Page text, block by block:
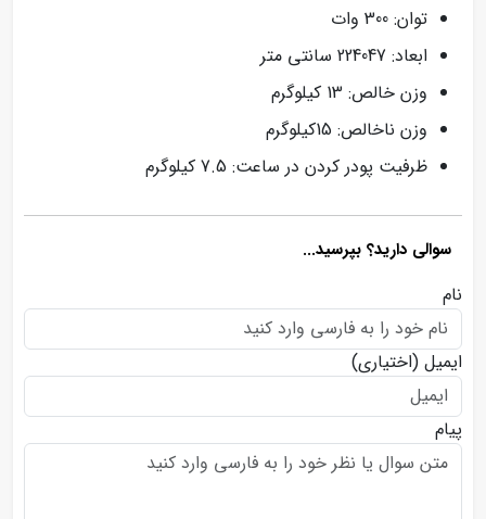
توان: 300 وات
ابعاد: 224047 سانتی متر
وزن خالص: 13 کیلوگرم
وزن ناخالص: 15کیلوگرم
ظرفیت پودر کردن در ساعت: 7.5 کیلوگرم
سوالی دارید؟ بپرسید...
نام
ایمیل (اختیاری)
پیام